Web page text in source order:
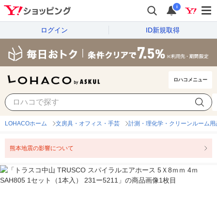
i
ログイン ID新規取得
ロハコメニュー
LOHACOホーム 文房具・オフィス・手芸 計測・理化学・クリーンルーム用
熊本地震の影響について